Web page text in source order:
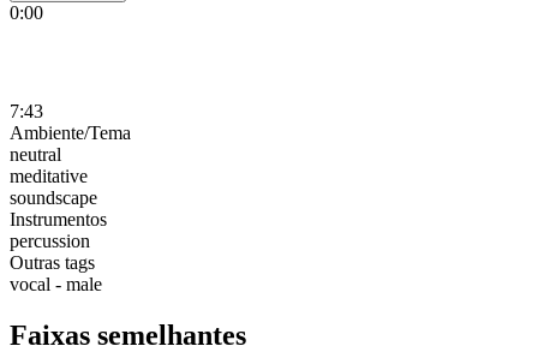
0:00
7:43
Ambiente/Tema
neutral
meditative
soundscape
Instrumentos
percussion
Outras tags
vocal - male
Faixas semelhantes